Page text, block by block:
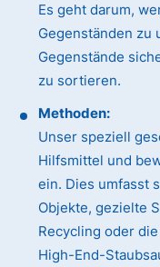
Es geht darum,
Gegenständen zu
Gegenstände
zu sortieren.
Methoden:
Unser speziell
Hilfsmittel und
ein. Dies umfasst
Objekte, gezielte
Recycling oder
High-End-